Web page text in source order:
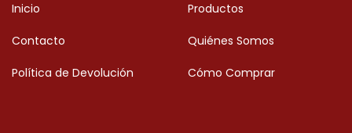
Inicio Productos
Contacto Quiénes Somos
Política de Devolución Cómo Comprar